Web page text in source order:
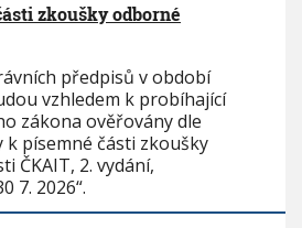
zkoušky odborné
předpisů v období
vzhledem k probíhající
zákona ověřovány dle
k písemné části zkoušky
ČKAIT, 2. vydání,
7. 2026“.